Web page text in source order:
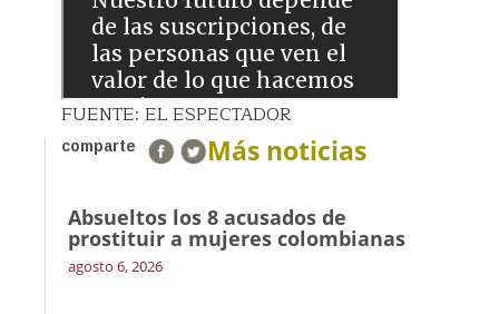
FUENTE: EL ESPECTADOR
comparte Más noticias
Absueltos los 8 acusados de
prostituir a mujeres colombianas
agosto 6, 2026